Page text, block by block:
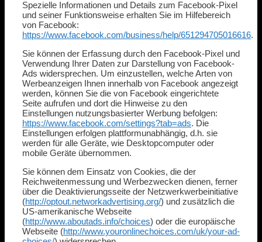
Spezielle Informationen und Details zum Facebook-Pixel
und seiner Funktionsweise erhalten Sie im Hilfebereich
von Facebook:
https://www.facebook.com/business/help/651294705016616.
Sie können der Erfassung durch den Facebook-Pixel und
Verwendung Ihrer Daten zur Darstellung von Facebook-
Ads widersprechen. Um einzustellen, welche Arten von
Werbeanzeigen Ihnen innerhalb von Facebook angezeigt
werden, können Sie die von Facebook eingerichtete
Seite aufrufen und dort die Hinweise zu den
Einstellungen nutzungsbasierter Werbung befolgen:
https://www.facebook.com/settings?tab=ads. Die
Einstellungen erfolgen plattformunabhängig, d.h. sie
werden für alle Geräte, wie Desktopcomputer oder
mobile Geräte übernommen.
Sie können dem Einsatz von Cookies, die der
Reichweitenmessung und Werbezwecken dienen, ferner
über die Deaktivierungsseite der Netzwerkwerbeinitiative
(http://optout.networkadvertising.org/) und zusätzlich die
US-amerikanische Webseite
(http://www.aboutads.info/choices) oder die europäische
Webseite (http://www.youronlinechoices.com/uk/your-ad-